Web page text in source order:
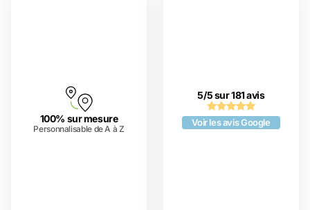
100% sur mesure
Personnalisable de A à Z
5/5 sur 181 avis
Voir les avis Google